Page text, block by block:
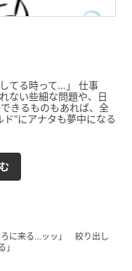
てる時って…」 仕事
ない些細な問題や、日
きるものもあれば、全
”にアナタも夢中になる
に来る…ッッ」 絞り出し
」